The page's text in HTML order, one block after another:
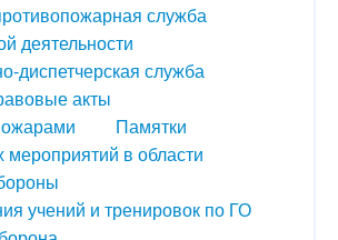
служба
деятельности
диспетчерская служба
акты
Памятки
в области
учений и тренировок по ГО